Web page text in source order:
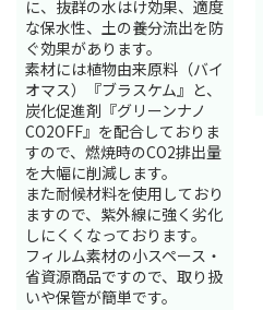
に、抜群の水はけ効果、適度
な保水性、土の養分流出を防
ぐ効果があります。
素材には植物由来原料（バイ
オマス）『ブラスケム』と、
炭化促進剤『グリーンナノ
CO2OFF』を配合しておりま
すので、燃焼時のCO2排出量
を大幅に削減します。
また耐候材料を使用しており
ますので、紫外線に強く劣化
しにくくなっております。
フィルム素材の小スペース・
省資源商品ですので、取り扱
いや保管が簡単です。